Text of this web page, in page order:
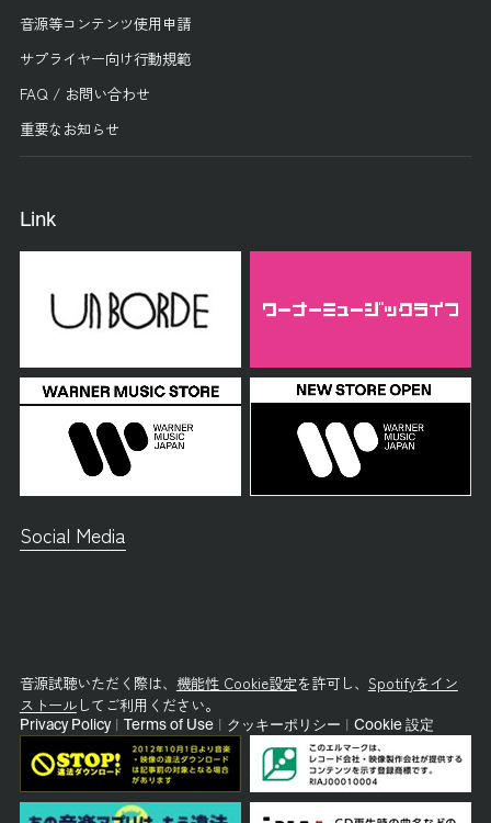
音源等コンテンツ使用申請
サプライヤー向け行動規範
FAQ / お問い合わせ
重要なお知らせ
Link
Social Media
音源試聴いただく際は、 機能性 Cookie設定を許可し、 Spotifyをイン
ストールしてご利用ください。
Privacy Policy Terms of Use クッキーポリシー Cookie 設定